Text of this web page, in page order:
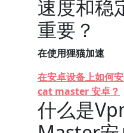
速度和稳
重要？
在使用狸猫加速
在安卓设备上如何
cat master 安卓？
什么是